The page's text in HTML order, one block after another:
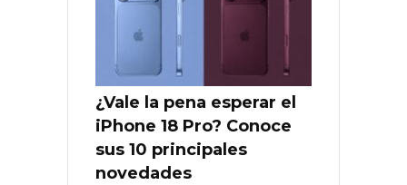
¿Vale la pena esperar el
iPhone 18 Pro? Conoce
sus 10 principales
novedades